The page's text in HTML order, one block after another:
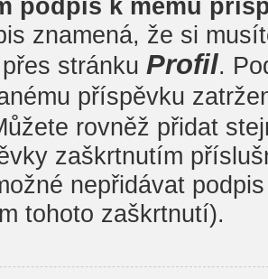
znamená, že si
stránku Profil.
příspěvku
rovněž přidat
zaškrtnutím
nepřidávat
tohoto zaškrtnutí).